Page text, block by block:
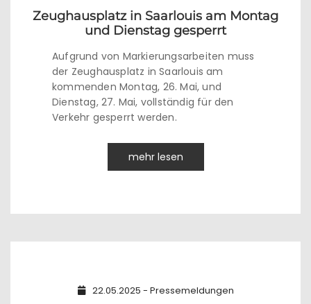
Zeughausplatz in Saarlouis am Montag
und Dienstag gesperrt
Aufgrund von Markierungsarbeiten muss
der Zeughausplatz in Saarlouis am
kommenden Montag, 26. Mai, und
Dienstag, 27. Mai, vollständig für den
Verkehr gesperrt werden.
mehr lesen
22.05.2025 - Pressemeldungen